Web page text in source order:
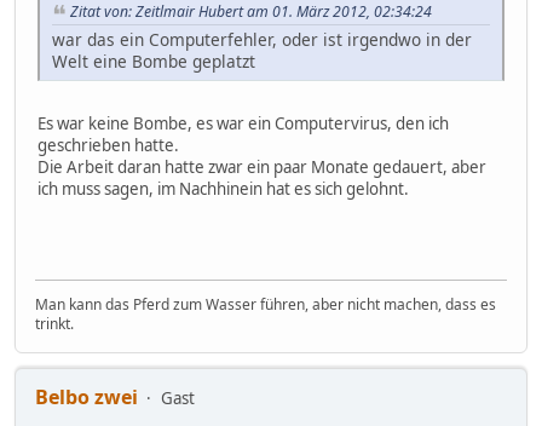
Zitat von: Zeitlmair Hubert am 01. März 2012, 02:34:24
war das ein Computerfehler, oder ist irgendwo in der
Welt eine Bombe geplatzt
Es war keine Bombe, es war ein Computervirus, den ich
geschrieben hatte.
Die Arbeit daran hatte zwar ein paar Monate gedauert, aber
ich muss sagen, im Nachhinein hat es sich gelohnt.
Man kann das Pferd zum Wasser führen, aber nicht machen, dass es
trinkt.
Belbo zwei Gast